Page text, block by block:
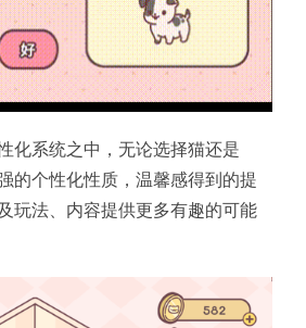
化系统之中，无论选择猫还是
的个性化性质，温馨感得到的提
玩法、内容提供更多有趣的可能